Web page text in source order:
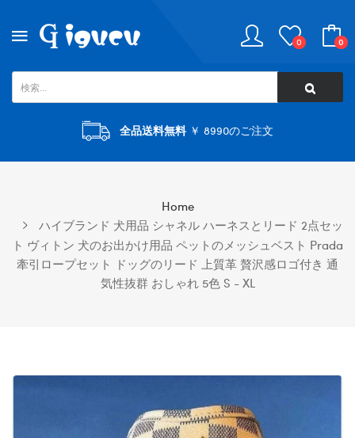
0 0
全品送料無料￥ 8990のご注文
Home
ハイブランド 犬用品 シャネル ハーネスとリード 2点セッ
ト ヴィトン 犬のお出かけ用品 ペットのメッシュベスト Prada
牽引ロープセット ドッグのリード 上質革 贅沢感ロゴ付き 通
気性抜群 おしゃれ 5色 S - XL